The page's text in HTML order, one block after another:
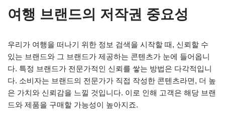
여행 브랜드의 저작권 중요성
우리가 여행을 떠나기 위한 정보 검색을 시작할 때, 신뢰할 수
있는 브랜드와 그 브랜드가 제공하는 콘텐츠가 눈에 들어옵니
다. 특정 브랜드가 전문가적인 신뢰를 쌓는 방법은 다각적입니
다. 소비자는 브랜드의 전문가가 직접 작성한 콘텐츠라면, 더 높
은 가치와 신뢰감을 느낄 것입니다. 이로 인해 고객은 해당 브랜
드와 제품을 구매할 가능성이 높아지죠.